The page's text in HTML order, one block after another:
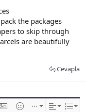
the packages
to skip through
are beautifully
Cevapla